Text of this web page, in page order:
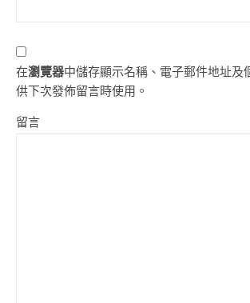
在瀏覽器中儲存顯示名稱、電子郵件地址及
供下次發佈留言時使用。
留言